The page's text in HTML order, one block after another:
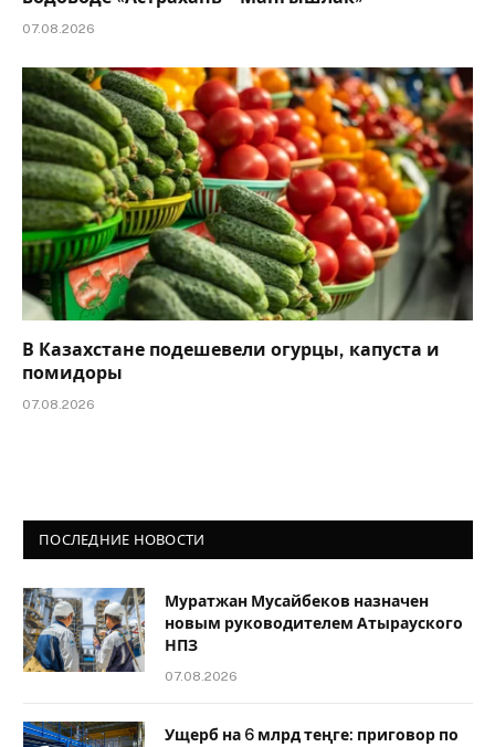
07.08.2026
В Казахстане подешевели огурцы, капуста и
помидоры
07.08.2026
ПОСЛЕДНИЕ НОВОСТИ
Муратжан Мусайбеков назначен
новым руководителем Атырауского
НПЗ
07.08.2026
Ущерб на 6 млрд теңге: приговор по